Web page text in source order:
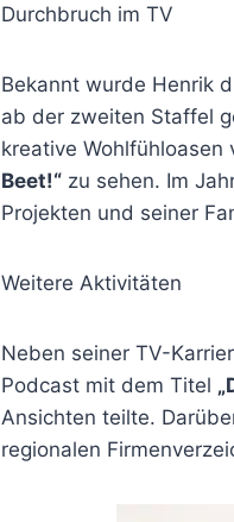
Durchbruch im TV
Bekannt wurde Henrik
ab der zweiten Staffel
kreative
Beet!“ zu sehen. Im
Projekten und seiner
Weitere Aktivitäten
Neben seiner TV-
Podcast mit dem Titel
Ansichten teilte.
regionalen